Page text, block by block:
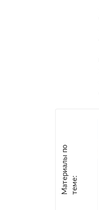
М
а
т е
р
и
а
л
ы
п
о
т
е
м
е :